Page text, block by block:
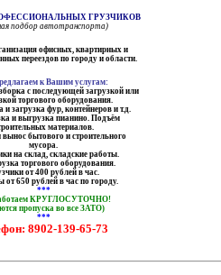
ГРУЗЧИКОВ
подбор автотранспорта)
офисных, квартирных и
переездов по городу и области.
к Вашим услугам:
с последующей загрузкой или
торгового оборудования.
и загрузка фур, контейнеров и т.д.
и выгрузка пианино. Подъём
материалов.
бытового и строительного
мусора.
на склад, складские работы.
торгового оборудования.
от 400 рублей в час.
650 рублей в час по городу.
***
КРУГЛОСУТОЧНО!
пропуска во все ЗАТО)
***
8902-139-65-73